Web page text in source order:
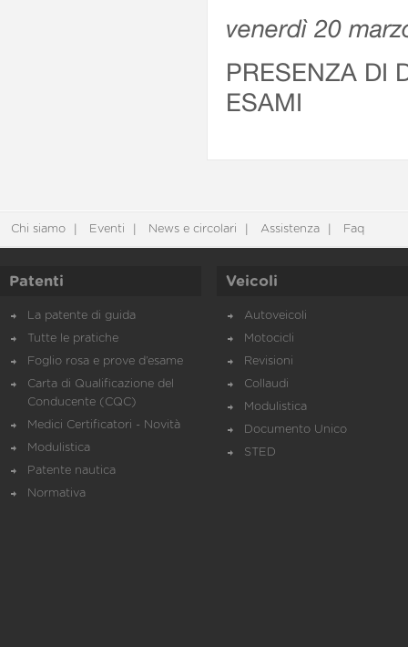
venerdì 20
PRESENZA DI
ESAMI
Chi siamo Eventi News e circolari Assistenza Faq
Patenti
La patente di guida
Tutte le pratiche
Foglio rosa e prove d’esame
Carta di Qualificazione del
Conducente (CQC)
Medici Certificatori - Novità
Modulistica
Patente nautica
Normativa
Veicoli
Autoveicoli
Motocicli
Revisioni
Collaudi
Modulistica
Documento Unico
STED